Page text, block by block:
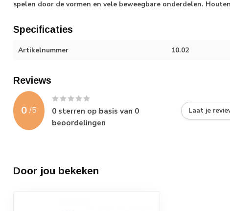
spelen door de vormen en vele beweegbare onderdelen.
Specificaties
Artikelnummer 10.02
Reviews
0 /5 0 sterren op basis van 0
beoordelingen
Laat je
Door jou bekeken